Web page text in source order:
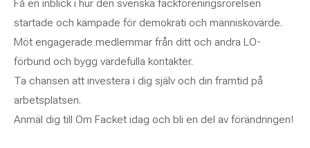
Få en inblick i hur den svenska fackföreningsrörelsen
startade och kämpade för demokrati och människovärde.
Möt engagerade medlemmar från ditt och andra LO-
förbund och bygg värdefulla kontakter.
Ta chansen att investera i dig själv och din framtid på
arbetsplatsen.
Anmäl dig till Om Facket idag och bli en del av förändringen!